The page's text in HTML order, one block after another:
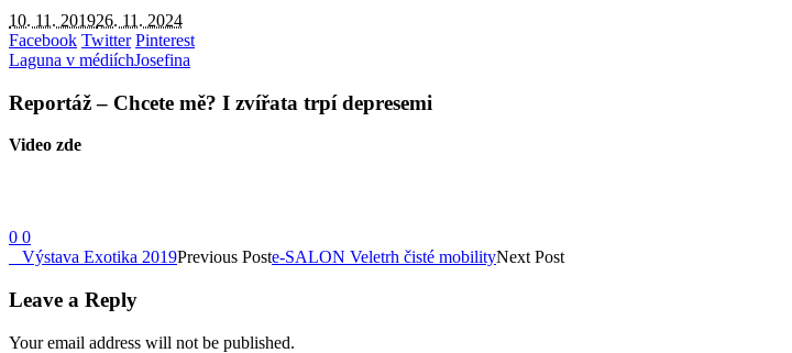
10. 11. 201926. 11. 2024
Facebook Twitter Pinterest
Laguna v médiíchJosefina
Reportáž – Chcete mě? I zvířata trpí depresemi
Video zde
0 0
Výstava Exotika 2019Previous Poste-SALON Veletrh čisté mobilityNext Post
Leave a Reply
Your email address will not be published.